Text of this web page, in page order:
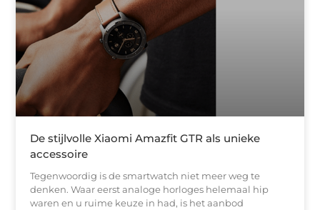
De stijlvolle Xiaomi Amazfit GTR als unieke
accessoire
Tegenwoordig is de smartwatch niet meer weg te
denken. Waar eerst analoge horloges helemaal hip
waren en u ruime keuze in had, is het aanbod